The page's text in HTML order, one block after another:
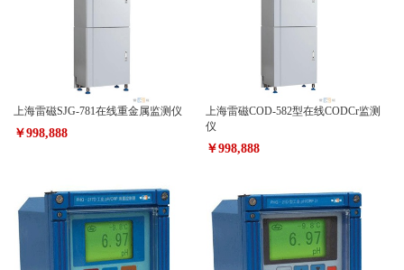
上海雷磁SJG-781在线重金属监测仪
￥998,888
上海雷磁COD-582型在线CODCr监测
仪
￥998,888